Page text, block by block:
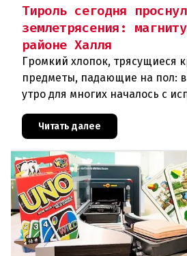
Тироль сегодня
землетрясения:
районе Халля
Громкий хлопок, трясущиеся
предметы, падающие на пол: в
утро для многих началось с
сейсмологовПо данны
Читать далее